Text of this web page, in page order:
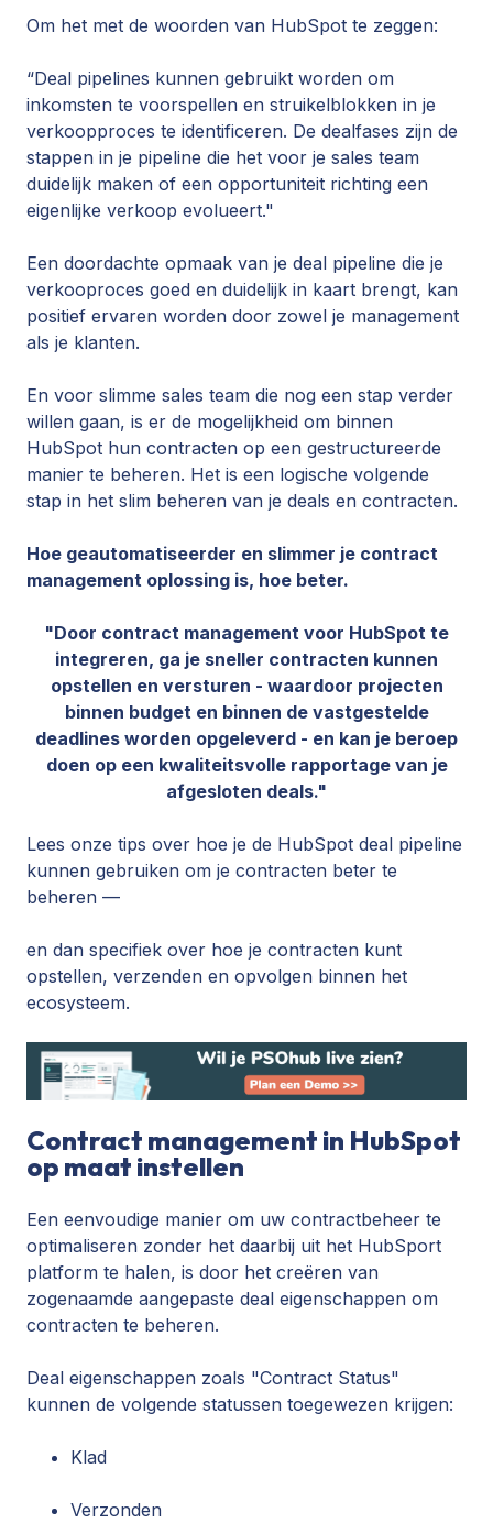
Om het met de woorden van HubSpot te zeggen:
“Deal pipelines kunnen gebruikt worden om
inkomsten te voorspellen en struikelblokken in je
verkoopproces te identificeren. De dealfases zijn de
stappen in je pipeline die het voor je sales team
duidelijk maken of een opportuniteit richting een
eigenlijke verkoop evolueert."
Een doordachte opmaak van je deal pipeline die je
verkooproces goed en duidelijk in kaart brengt, kan
positief ervaren worden door zowel je management
als je klanten.
En voor slimme sales team die nog een stap verder
willen gaan, is er de mogelijkheid om binnen
HubSpot hun contracten op een gestructureerde
manier te beheren. Het is een logische volgende
stap in het slim beheren van je deals en contracten.
Hoe geautomatiseerder en slimmer je contract
management oplossing is, hoe beter.
"Door contract management voor HubSpot te
integreren, ga je sneller contracten kunnen
opstellen en versturen - waardoor projecten
binnen budget en binnen de vastgestelde
deadlines worden opgeleverd - en kan je beroep
doen op een kwaliteitsvolle rapportage van je
afgesloten deals."
Lees onze tips over hoe je de HubSpot deal pipeline
kunnen gebruiken om je contracten beter te
beheren —
en dan specifiek over hoe je contracten kunt
opstellen, verzenden en opvolgen binnen het
ecosysteem.
Contract management in HubSpot
op maat instellen
Een eenvoudige manier om uw contractbeheer te
optimaliseren zonder het daarbij uit het HubSport
platform te halen, is door het creëren van
zogenaamde aangepaste deal eigenschappen om
contracten te beheren.
Deal eigenschappen zoals "Contract Status"
kunnen de volgende statussen toegewezen krijgen:
Klad
Verzonden